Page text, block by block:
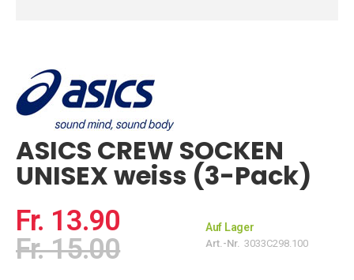
Bildgalerie
springen
ASICS CREW SOCKEN
UNISEX weiss (3-Pack)
Fr. 13.90
Fr. 15.00
Auf Lager
Art.-Nr. 3033C298.100